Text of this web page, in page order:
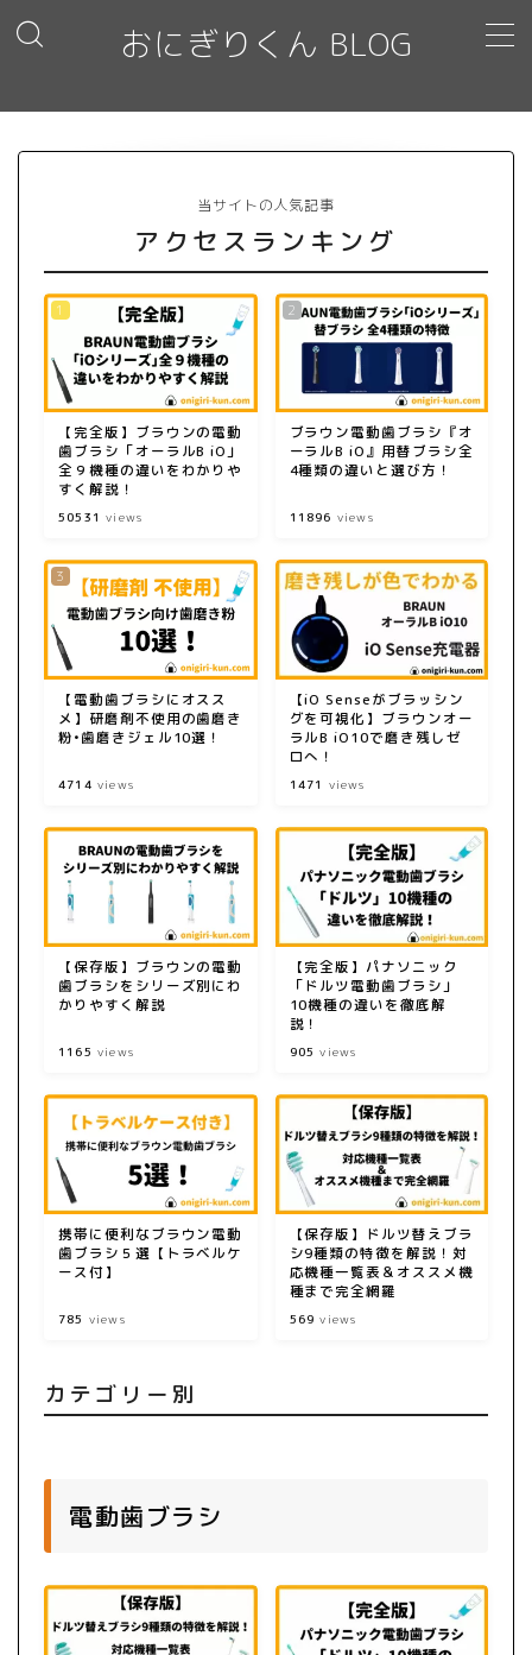
おにぎりくん BLOG
プライバシーポリシー
お問い合わせ
当サイトの人気記事
アクセスランキング
【完全版】ブラウンの電動
歯ブラシ「オーラルB iO」
全９機種の違いをわかりや
すく解説！
50531 views
ブラウン電動歯ブラシ『オ
ーラルB iO』用替ブラシ全
4種類の違いと選び方！
11896 views
【電動歯ブラシにオスス
メ】研磨剤不使用の歯磨き
粉•歯磨きジェル10選！
4714 views
【iO Senseがブラッシン
グを可視化】ブラウンオー
ラルB iO10で磨き残しゼ
ロへ！
1471 views
【保存版】ブラウンの電動
歯ブラシをシリーズ別にわ
かりやすく解説
1165 views
【完全版】パナソニック
「ドルツ電動歯ブラシ」
10機種の違いを徹底解
説！
905 views
携帯に便利なブラウン電動
歯ブラシ５選【トラベルケ
ース付】
785 views
【保存版】ドルツ替えブラ
シ9種類の特徴を解説！対
応機種一覧表＆オススメ機
種まで完全網羅
569 views
カテゴリー別
電動歯ブラシ